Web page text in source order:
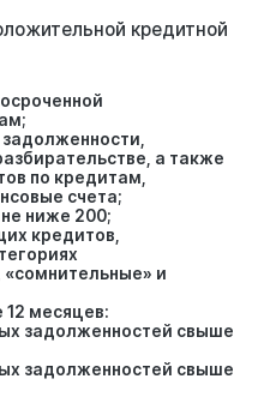
кредитной
а также
по кредитам,
счета;
ниже 200;
кредитов,
и
12 месяцев:
задолженностей свыше
задолженностей свыше